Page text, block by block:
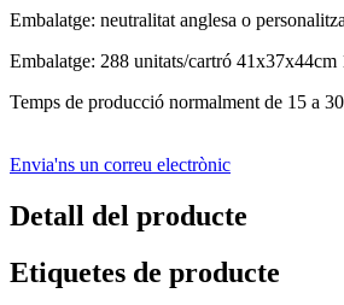
Embalatge: neutralitat anglesa o
Embalatge: 288 unitats/cartró 41x37x44cm
Temps de producció normalment de 15 a
Envia'ns un correu electrònic
Detall del producte
Etiquetes de producte